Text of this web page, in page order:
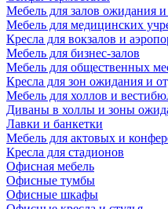
Мебель для залов ожидания
Мебель для медицинских
Кресла для вокзалов и
Мебель для бизнес-залов
Мебель для общественных
Кресла для зон ожидания и
Мебель для холлов и
Диваны в холлы и зоны
Лавки и банкетки
Мебель для актовых и
Кресла для стадионов
Офисная мебель
Офисные тумбы
Офисные шкафы